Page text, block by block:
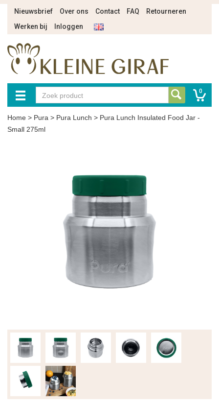
Nieuwsbrief Over ons Contact FAQ
Retourneren
Werken bij
Inloggen
0
Home > Pura > Pura Lunch > Pura Lunch Insulated Food Jar -
Small 275ml